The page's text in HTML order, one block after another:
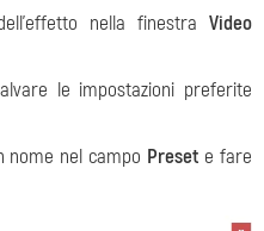
nella finestra Video
le impostazioni preferite
nel campo Preset e fare